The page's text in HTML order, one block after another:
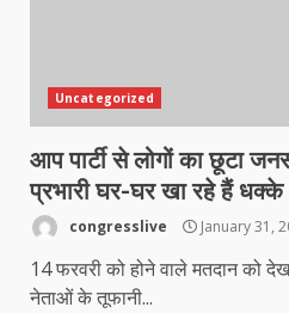
Uncategorized
आप पार्टी से लोगों का छूटा
प्रभारी घर-घर खा रहे हैं धक्के
congresslive January 31,
14 फरवरी को होने वाले मतदान को
नेताओं के तूफानी...